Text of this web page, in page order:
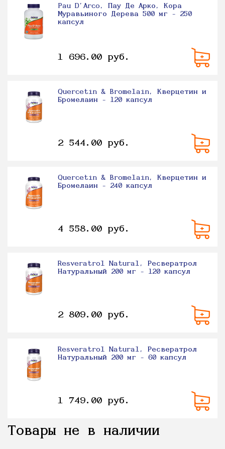
Pau D'Arco, Пау Де Арко, Кора
Муравьиного Дерева 500 мг - 250
капсул
1 696.00 руб.
Quercetin & Bromelain, Кверцетин и
Бромелаин - 120 капсул
2 544.00 руб.
Quercetin & Bromelain, Кверцетин и
Бромелаин - 240 капсул
4 558.00 руб.
Resveratrol Natural, Ресвератрол
Натуральный 200 мг - 120 капсул
2 809.00 руб.
Resveratrol Natural, Ресвератрол
Натуральный 200 мг - 60 капсул
1 749.00 руб.
Товары не в наличии